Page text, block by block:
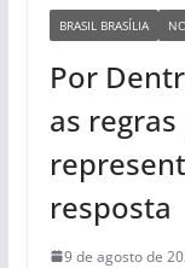
BRASIL BRASÍLIA
Por
as
resposta
9 de agosto de